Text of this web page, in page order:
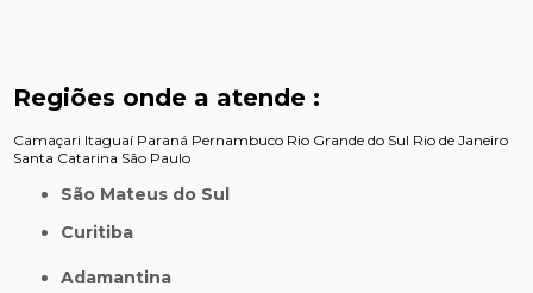
Regiões onde a atende :
Camaçari Itaguaí Paraná Pernambuco Rio Grande do Sul Rio de Janeiro
Santa Catarina São Paulo
São Mateus do Sul
Curitiba
Adamantina